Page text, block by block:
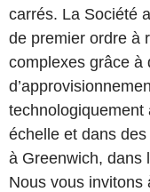
carrés. La Société
de premier ordre à
complexes grâce à
technologiquement
échelle et dans
à Greenwich, dans
Nous vous invitons